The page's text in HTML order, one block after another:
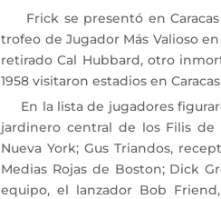
Frick se presentó en Caracas
trofeo de Jugador Más Valioso
retirado Cal Hubbard, otro
1958 visitaron estadios en
En la lista de jugadores
jardinero central de los Filis de
Nueva York; Gus Triandos,
Medias Rojas de Boston; Dick
equipo, el lanzador Bob